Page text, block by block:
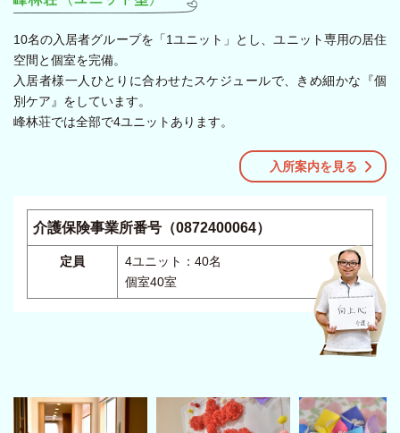
10名の入居者グループを「1ユニット」とし、ユニット専用の居住
空間と個室を完備。
入居者様一人ひとりに合わせたスケジュールで、きめ細かな『個
別ケア』をしています。
峰林荘では全部で4ユニットあります。
入所案内を見る
介護保険事業所番号（0872400064）
定員
4ユニット：40名
個室40室